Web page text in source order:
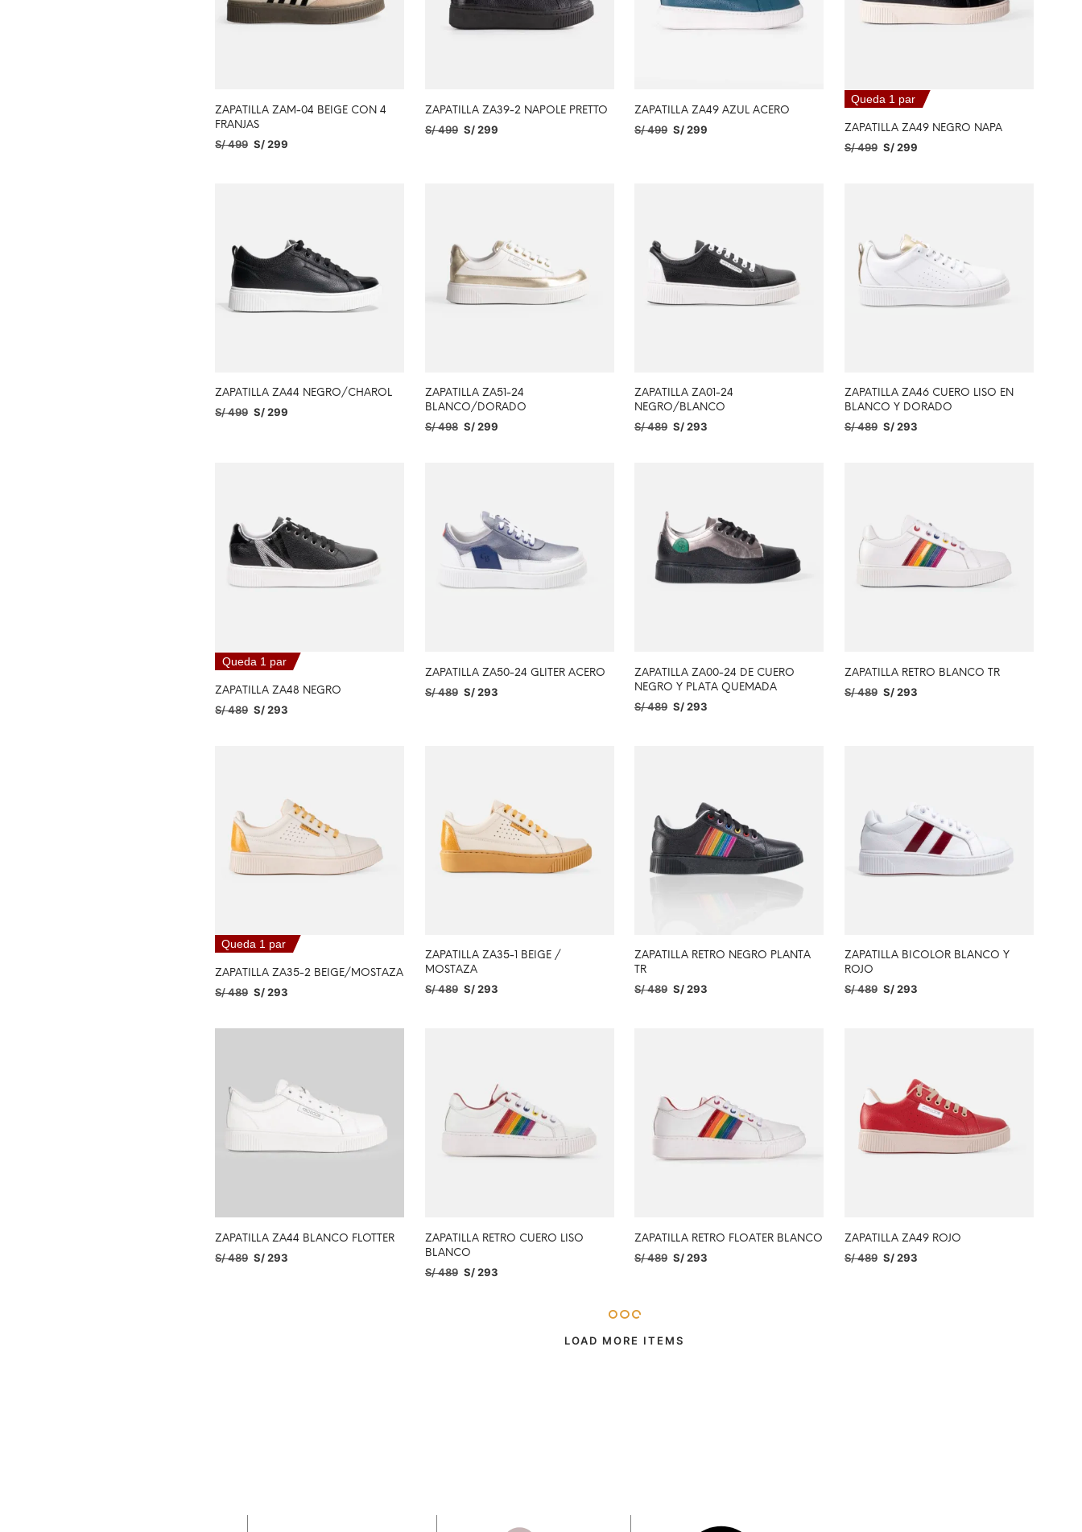
ZAPATILLA ZAM-04 BEIGE CON 4
FRANJAS
S/499 S/299
ZAPATILLA ZA39-2 NAPOLE PRETTO
S/499 S/299
ZAPATILLA ZA49 AZUL ACERO
S/499 S/299
Queda 1 par
ZAPATILLA ZA49 NEGRO NAPA
S/499 S/299
ZAPATILLA ZA44 NEGRO/CHAROL
S/499 S/299
ZAPATILLA ZA51-24
BLANCO/DORADO
S/498 S/299
ZAPATILLA ZA01-24
NEGRO/BLANCO
S/489 S/293
ZAPATILLA ZA46 CUERO LISO EN
BLANCO Y DORADO
S/489 S/293
Queda 1 par
ZAPATILLA ZA48 NEGRO
S/489 S/293
ZAPATILLA ZA50-24 GLITER ACERO
S/489 S/293
ZAPATILLA ZA00-24 DE CUERO
NEGRO Y PLATA QUEMADA
S/489 S/293
ZAPATILLA RETRO BLANCO TR
S/489 S/293
Queda 1 par
ZAPATILLA ZA35-2 BEIGE/MOSTAZA
S/489 S/293
ZAPATILLA ZA35-1 BEIGE /
MOSTAZA
S/489 S/293
ZAPATILLA RETRO NEGRO PLANTA
TR
S/489 S/293
ZAPATILLA BICOLOR BLANCO Y
ROJO
S/489 S/293
ZAPATILLA ZA44 BLANCO FLOTTER
S/489 S/293
ZAPATILLA RETRO CUERO LISO
BLANCO
S/489 S/293
ZAPATILLA RETRO FLOATER BLANCO
S/489 S/293
ZAPATILLA ZA49 ROJO
S/489 S/293
LOAD MORE ITEMS